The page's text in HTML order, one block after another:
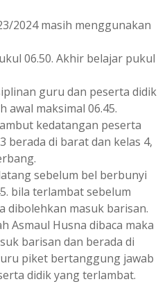
2024 masih menggunakan
06.50. Akhir belajar pukul
guru dan peserta didik
awal maksimal 06.45.
kedatangan peserta
berada di barat dan kelas 4,
sebelum bel berbunyi
bila terlambat sebelum
dibolehkan masuk barisan.
Asmaul Husna dibaca maka
barisan dan berada di
piket bertanggung jawab
didik yang terlambat.